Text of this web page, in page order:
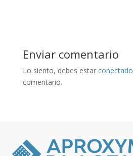
Enviar comentario
Lo siento, debes estar conectado
comentario.